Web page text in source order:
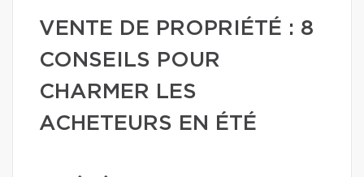
VENTE DE PROPRIÉTÉ : 8
CONSEILS POUR
CHARMER LES
ACHETEURS EN ÉTÉ